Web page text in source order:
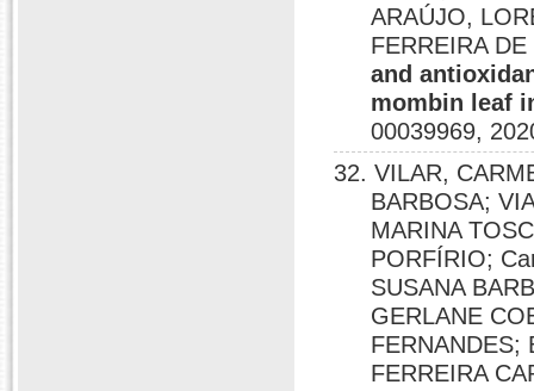
ARAÚJO,
FERREIRA
and
mombin leaf
00039969,
32. VILAR,
BARBOSA;
MARINA
PORFÍRIO;
SUSANA
GERLANE
FERNANDES;
FERREIRA